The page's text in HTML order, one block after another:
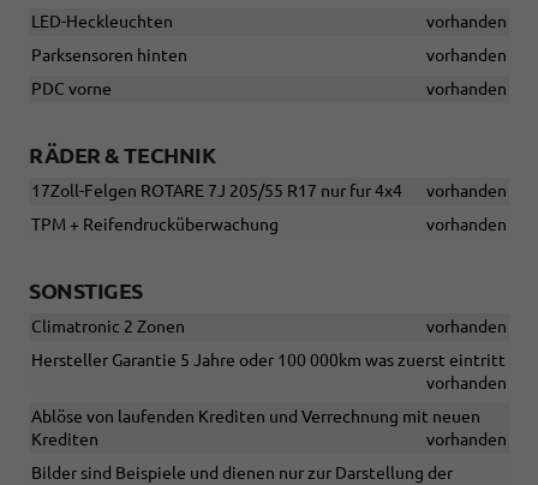
LED-Heckleuchten
vorhanden
Parksensoren hinten
vorhanden
PDC vorne
vorhanden
RÄDER & TECHNIK
17Zoll-Felgen ROTARE 7J 205/55 R17 nur fur 4x4
vorhanden
TPM + Reifendrucküberwachung
vorhanden
SONSTIGES
Climatronic 2 Zonen
vorhanden
Hersteller Garantie 5 Jahre oder 100 000km was zuerst eintritt
vorhanden
Ablöse von laufenden Krediten und Verrechnung mit neuen
Krediten
vorhanden
Bilder sind Beispiele und dienen nur zur Darstellung der